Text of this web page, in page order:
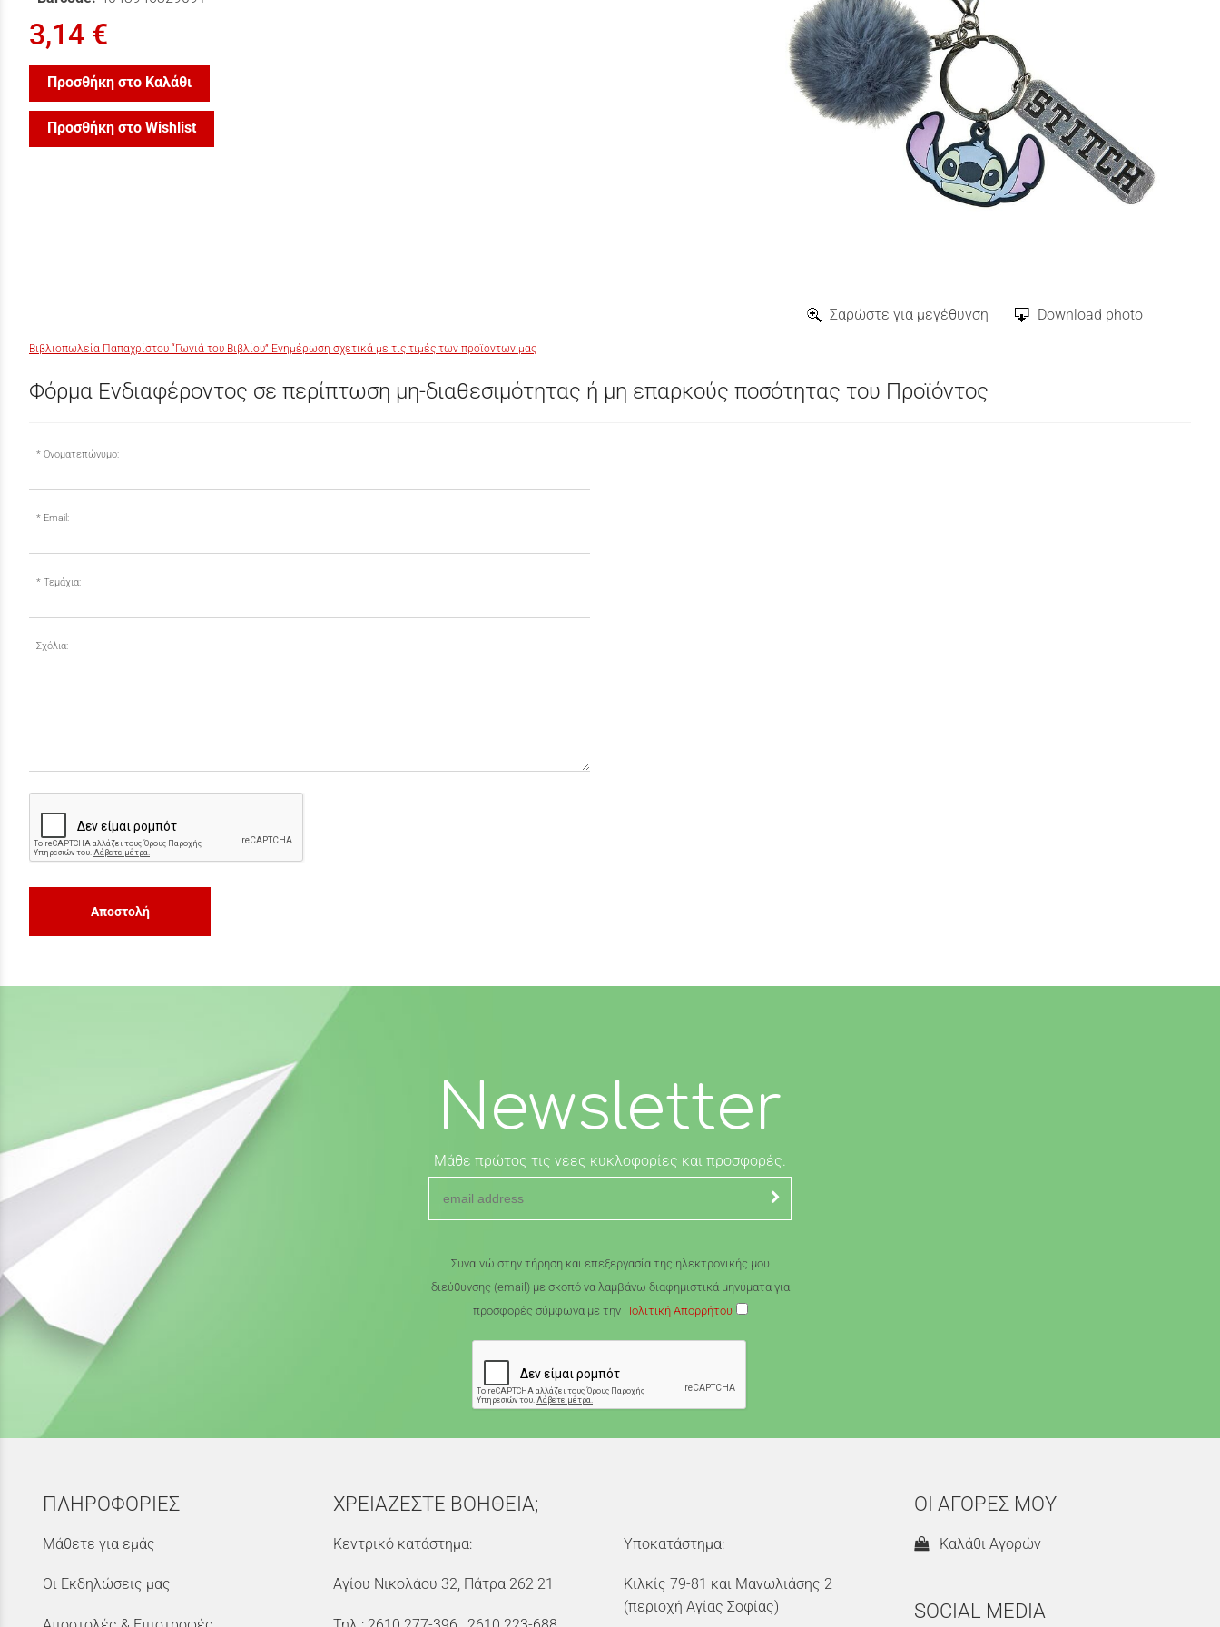
Σαρώστε για μεγέθυνση Download photo
3,14 €
Προσθήκη στο Καλάθι
Προσθήκη στο Wishlist
Βιβλιοπωλεία Παπαχρίστου “Γωνιά του Βιβλίου” Ενημέρωση σχετικά με τις τιμές των προϊόντων μας
Φόρμα Ενδιαφέροντος σε περίπτωση μη-διαθεσιμότητας ή μη επαρκούς ποσότητας του Προϊόντος
Ονοματεπώνυμο:
Email:
Τεμάχια:
Σχόλια:
Αποστολή
Newsletter
Μάθε πρώτος τις νέες κυκλοφορίες και προσφορές.
Συναινώ στην τήρηση και επεξεργασία της ηλεκτρονικής μου
διεύθυνσης (email) με σκοπό να λαμβάνω διαφημιστικά μηνύματα για
προσφορές σύμφωνα με την Πολιτική Απορρήτου
ΠΛΗΡΟΦΟΡΙΕΣ
Μάθετε για εμάς
Οι Εκδηλώσεις μας
ΧΡΕΙΑΖΕΣΤΕ ΒΟΗΘΕΙΑ;
Κεντρικό κατάστημα:
Αγίου Νικολάου 32, Πάτρα 262 21
Υποκατάστημα:
Κιλκίς 79-81 και Μανωλιάσης 2
(περιοχή Αγίας Σοφίας)
ΟΙ ΑΓΟΡΕΣ ΜΟΥ
Καλάθι Αγορών
SOCIAL MEDIA